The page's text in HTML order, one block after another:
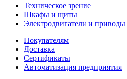
Техническое зрение
Шкафы и щиты
Электродвигатели и приводы
Покупателям
Доставка
Сертификаты
Автоматизация предприятия